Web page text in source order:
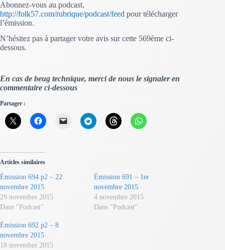
Abonnez-vous au podcast,
http://folk57.com/rubrique/podcast/feed pour télécharger
l’émission.
N’hésitez pas à partager votre avis sur cette 569ème ci-
dessous.
En cas de beug technique, merci de nous le signaler en
commentaire ci-dessous
Partager :
Articles similaires
Émission 694 p2 – 22
novembre 2015
29 novembre 2015
Dans "Podcast"
Émission 691 – 1er
novembre 2015
4 novembre 2015
Dans "Podcast"
Émission 692 p2 – 8
novembre 2015
18 novembre 2015